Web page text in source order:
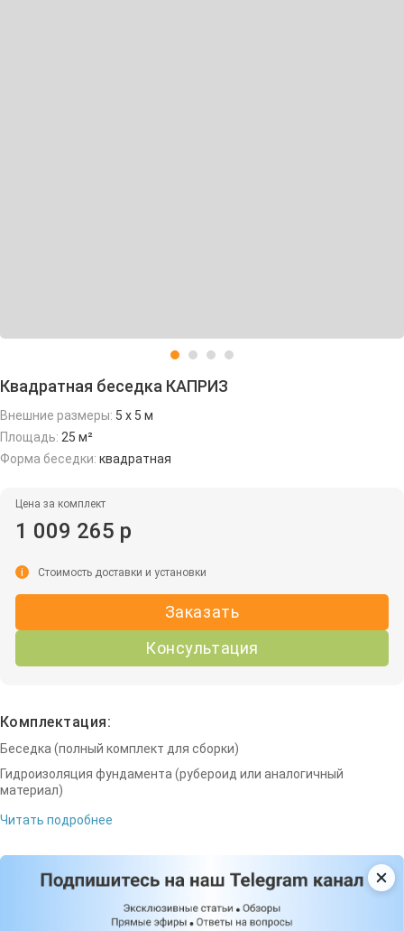
Квадратная беседка КАПРИЗ
Внешние размеры: 5 х 5 м
Площадь: 25 м²
Форма беседки: квадратная
Цена за комплект
1 009 265 р
Заказать
Консультация
i Стоимость доставки и установки
Комплектация:
Беседка (полный комплект для сборки)
Гидроизоляция фундамента (рубероид или аналогичный
материал)
Читать подробнее